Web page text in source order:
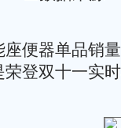
便器单品销
登双十一实